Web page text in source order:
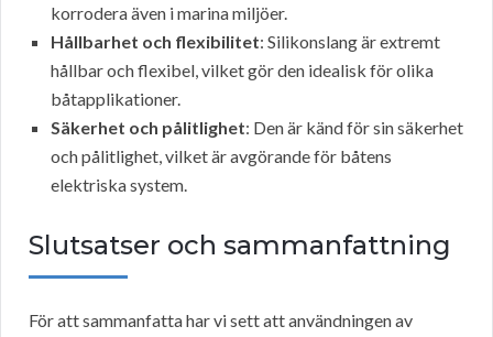
korrodera även i marina miljöer.
Hållbarhet och flexibilitet: Silikonslang är extremt
hållbar och flexibel, vilket gör den idealisk för olika
båtapplikationer.
Säkerhet och pålitlighet: Den är känd för sin säkerhet
och pålitlighet, vilket är avgörande för båtens
elektriska system.
Slutsatser och sammanfattning
För att sammanfatta har vi sett att användningen av